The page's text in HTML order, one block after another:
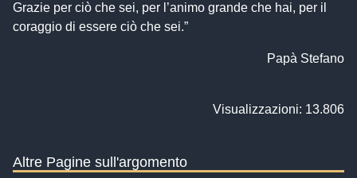
Grazie per ciò che sei, per l’animo grande che hai, per il
coraggio di essere ciò che sei.”
Papà Stefano
Visualizzazioni: 13.806
Altre Pagine sull'argomento